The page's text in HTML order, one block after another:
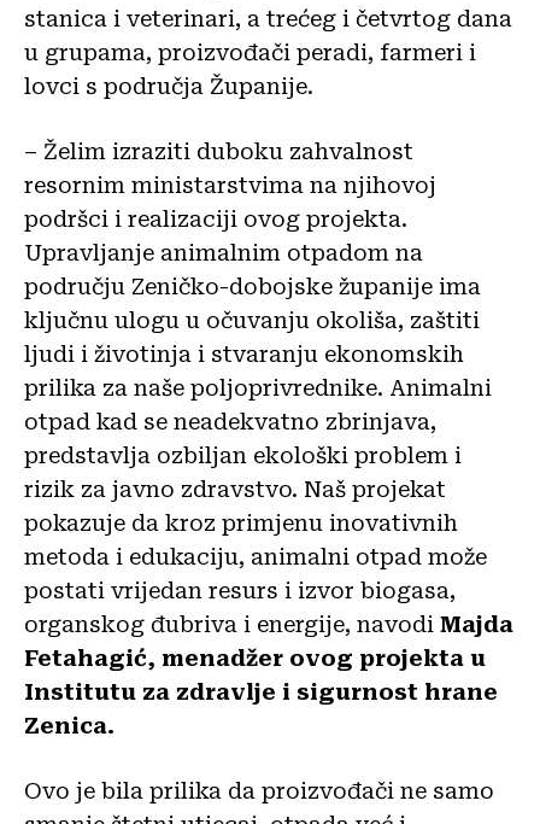
stanica i veterinari, a trećeg i četvrtog dana
u grupama, proizvođači peradi, farmeri i
lovci s područja Županije.
– Želim izraziti duboku zahvalnost
resornim ministarstvima na njihovoj
podršci i realizaciji ovog projekta.
Upravljanje animalnim otpadom na
području Zeničko-dobojske županije ima
ključnu ulogu u očuvanju okoliša, zaštiti
ljudi i životinja i stvaranju ekonomskih
prilika za naše poljoprivrednike. Animalni
otpad kad se neadekvatno zbrinjava,
predstavlja ozbiljan ekološki problem i
rizik za javno zdravstvo. Naš projekat
pokazuje da kroz primjenu inovativnih
metoda i edukaciju, animalni otpad može
postati vrijedan resurs i izvor biogasa,
organskog đubriva i energije, navodi Majda
Fetahagić, menadžer ovog projekta u
Institutu za zdravlje i sigurnost hrane
Zenica.
Ovo je bila prilika da proizvođači ne samo